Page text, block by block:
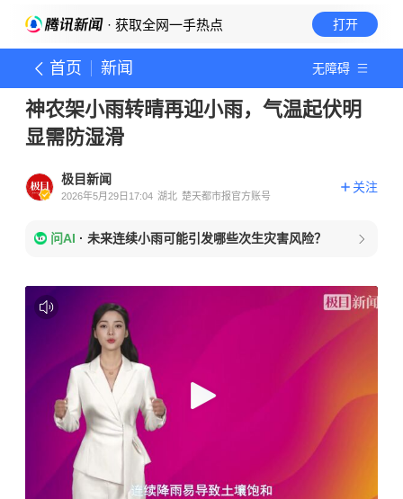
· 获取全网一手热点 打开
首页 新闻 无障碍
神农架小雨转晴再迎小雨，气温起伏明
显需防湿滑
极目新闻
2026年5月29日17:04 湖北 楚天都市报官方账号
关注
问AI · 未来连续小雨可能引发哪些次生灾害风险？